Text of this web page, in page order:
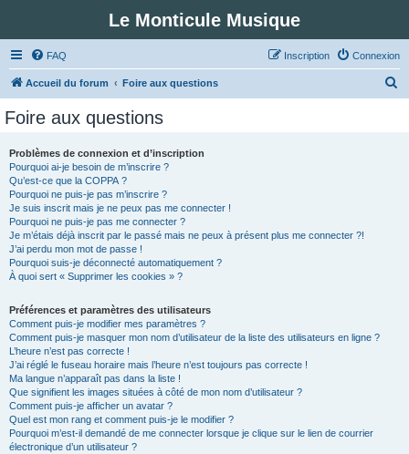
Le Monticule Musique
FAQ Connexion
Inscription
Accueil du forum Foire aux questions
Foire aux questions
Problèmes de connexion et d’inscription
Pourquoi ai-je besoin de m’inscrire ?
Qu’est-ce que la COPPA ?
Pourquoi ne puis-je pas m’inscrire ?
Je suis inscrit mais je ne peux pas me connecter !
Pourquoi ne puis-je pas me connecter ?
Je m’étais déjà inscrit par le passé mais ne peux à présent plus me connecter ?!
J’ai perdu mon mot de passe !
Pourquoi suis-je déconnecté automatiquement ?
À quoi sert « Supprimer les cookies » ?
Préférences et paramètres des utilisateurs
Comment puis-je modifier mes paramètres ?
Comment puis-je masquer mon nom d’utilisateur de la liste des utilisateurs en ligne ?
L’heure n’est pas correcte !
J’ai réglé le fuseau horaire mais l’heure n’est toujours pas correcte !
Ma langue n’apparaît pas dans la liste !
Que signifient les images situées à côté de mon nom d’utilisateur ?
Comment puis-je afficher un avatar ?
Quel est mon rang et comment puis-je le modifier ?
Pourquoi m’est-il demandé de me connecter lorsque je clique sur le lien de courrier
électronique d’un utilisateur ?